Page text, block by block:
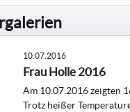
10.07.2016
Frau Holle 2016
Am 10.07.2016 zeigten
Trotz heißer